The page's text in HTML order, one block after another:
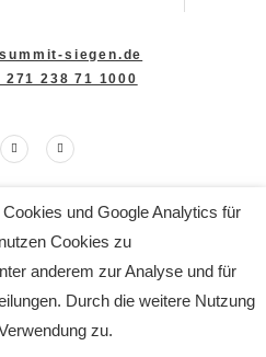
siegen.de
271 238 71 1000
SUMMIT 2024
Reserved
|Datenschutz
und Google Analytics für
Cookies zu
anderem zur Analyse und für
Durch die weitere Nutzung
zu.